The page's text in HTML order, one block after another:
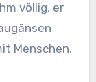
völlig, er
Menschen,